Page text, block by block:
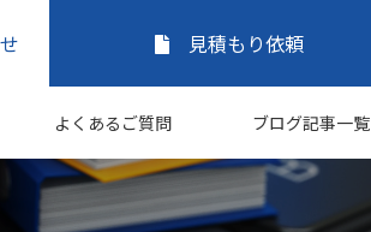
見積もり依頼
よくあるご質問 ブログ記事一覧